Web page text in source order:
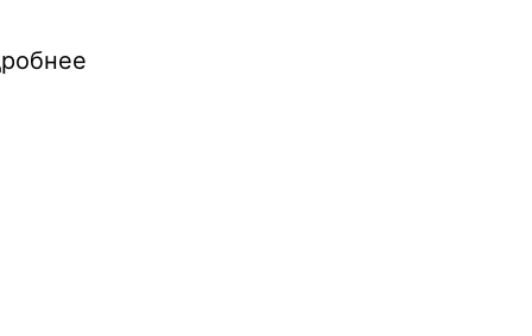
что позволяет точно